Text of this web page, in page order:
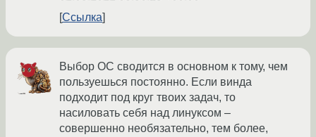
Ссылка
Выбор ОС сводится в основном к тому, чем
пользуешься постоянно. Если винда
подходит под круг твоих задач, то
насиловать себя над линуксом –
совершенно необязательно, тем более,